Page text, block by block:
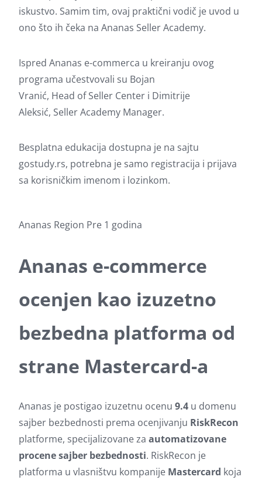
iskustvo. Samim tim, ovaj praktični vodič je uvod u
ono što ih čeka na Ananas Seller Academy.
Ispred Ananas e-commerca u kreiranju ovog
programa učestvovali su Bojan
Vranić, Head of Seller Center i Dimitrije
Aleksić, Seller Academy Manager.
Besplatna edukacija dostupna je na sajtu
gostudy.rs, potrebna je samo registracija i prijava
sa korisničkim imenom i lozinkom.
Ananas Region Pre 1 godina
Ananas e-commerce
ocenjen kao izuzetno
bezbedna platforma od
strane Mastercard-a
Ananas je postigao izuzetnu ocenu 9.4 u domenu
sajber bezbednosti prema ocenjivanju RiskRecon
platforme, specijalizovane za automatizovane
procene sajber bezbednosti. RiskRecon je
platforma u vlasništvu kompanije Mastercard koja